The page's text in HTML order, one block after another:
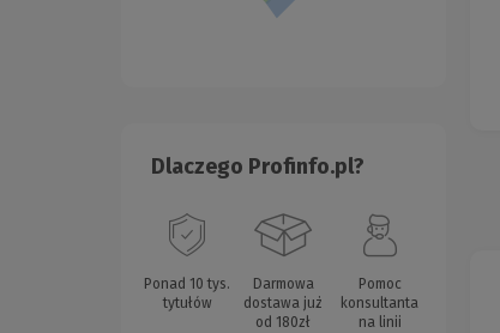
Dlaczego Profinfo.pl?
Ponad 10 tys.
tytułów
Darmowa
dostawa już
od 180zł
Pomoc
konsultanta
na linii